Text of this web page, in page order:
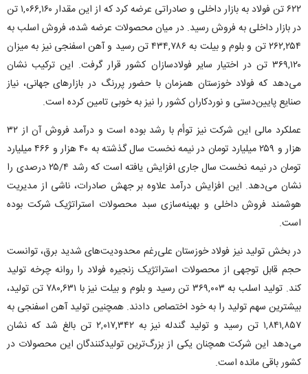
۶۲۲ تن فولاد به بازار داخلی و صادراتی عرضه کرد که از این مقدار ۱,۰۶۶,۱۶۰ تن
در بازار داخلی به فروش رسید. در میان محصولات عرضه شده، فروش اسلب به
۲۶۲,۲۵۴ تن و بلوم و بیلت به ۴۳۴,۷۸۶ تن رسید و آهن اسفنجی نیز به میزان
۳۶۹,۱۲۰ تن در اختیار سایر فولادسازان کشور قرار گرفت. این ترکیب نشان
می‌دهد که فولاد خوزستان همزمان با حضور پررنگ در بازارهای جهانی، نیاز
صنایع پایین‌دستی و نوردکاران کشور را نیز به خوبی تامین کرده است.
عملکرد مالی این شرکت نیز توأم با رشد بوده است و درآمد فروش آن از ۳۲
هزار و ۲۵۹ میلیارد تومان در نیمه نخست سال گذشته به ۴۰ هزار و ۴۶۶ میلیارد
تومان در نیمه نخست سال جاری افزایش یافته است که رشد ۲۵/۴ درصدی را
نشان می‌دهد. این افزایش درآمد علاوه بر جهش صادرات، ناشی از مدیریت
هوشمند فروش داخلی و بهینه‌سازی سبد محصولات استراتژیک شرکت بوده
است.
در بخش تولید نیز فولاد خوزستان علی‌رغم محدودیت‌های شدید برق، توانست
حجم قابل توجهی از محصولات استراتژیک زنجیره فولاد را روانه چرخه تولید
کند. تولید اسلب به ۳۶۹,۰۰۳ تن رسید و بلوم و بیلت نیز با ۷۸۰,۶۳۱ تن تولید،
بیشترین سهم تولید را به خود اختصاص دادند. همچنین تولید آهن اسفنجی به
۱,۸۴۱,۸۵۷ تن رسید و تولید گندله نیز به ۲,۰۱۷,۳۴۲ تن بالغ شد که نشان
می‌دهد این شرکت همچنان یکی از بزرگ‌ترین تولیدکنندگان این محصولات در
کشور باقی مانده است.